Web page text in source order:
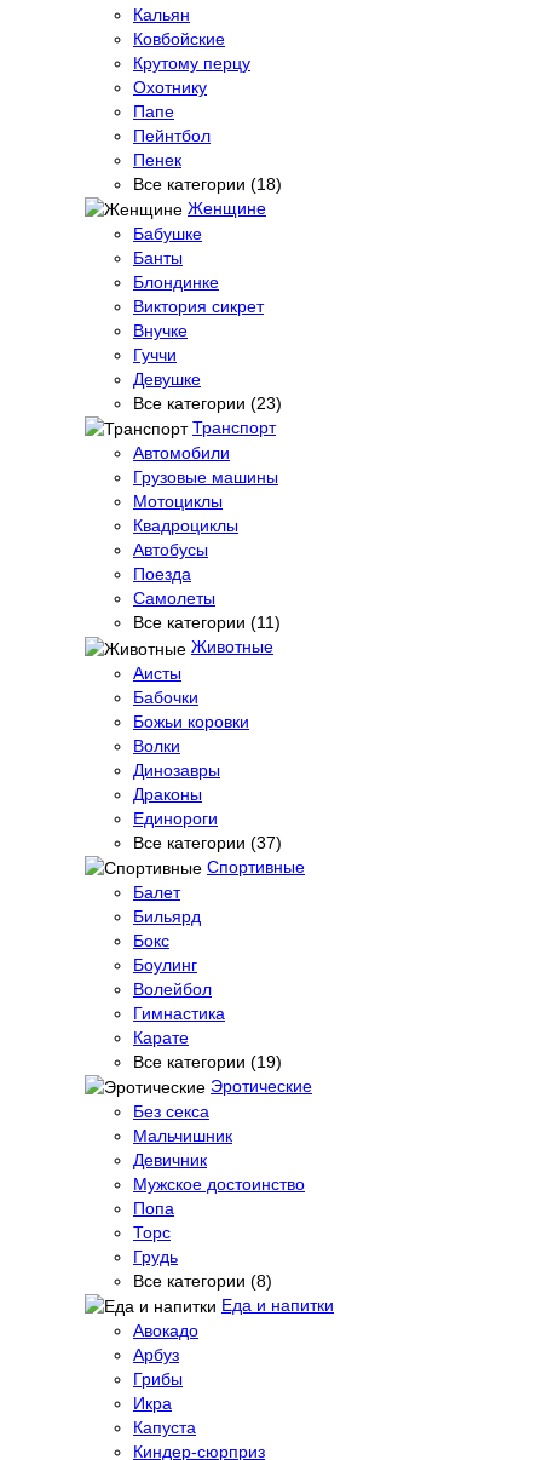
Кальян
Ковбойские
Крутому перцу
Охотнику
Папе
Пейнтбол
Пенек
Все категории (18)
Женщине
Бабушке
Банты
Блондинке
Виктория сикрет
Внучке
Гуччи
Девушке
Все категории (23)
Транспорт
Автомобили
Грузовые машины
Мотоциклы
Квадроциклы
Автобусы
Поезда
Самолеты
Все категории (11)
Животные
Аисты
Бабочки
Божьи коровки
Волки
Динозавры
Драконы
Единороги
Все категории (37)
Спортивные
Балет
Бильярд
Бокс
Боулинг
Волейбол
Гимнастика
Карате
Все категории (19)
Эротические
Без секса
Мальчишник
Девичник
Мужское достоинство
Попа
Торс
Грудь
Все категории (8)
Еда и напитки
Авокадо
Арбуз
Грибы
Икра
Капуста
Киндер-сюрприз